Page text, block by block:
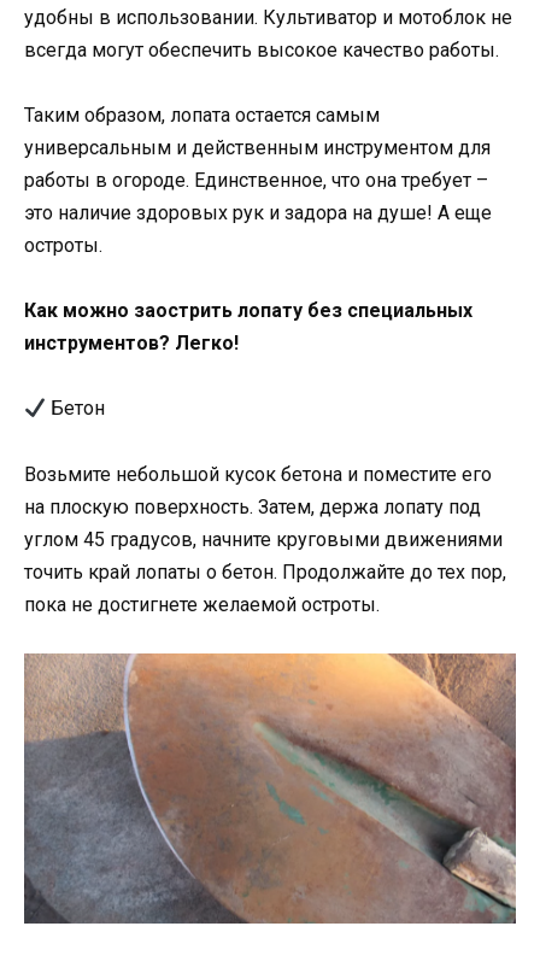
удобны в использовании. Культиватор и мотоблок не
всегда могут обеспечить высокое качество работы.
Таким образом, лопата остается самым
универсальным и действенным инструментом для
работы в огороде. Единственное, что она требует –
это наличие здоровых рук и задора на душе! А еще
остроты.
Как можно заострить лопату без специальных
инструментов? Легко!
Бетон
Возьмите небольшой кусок бетона и поместите его
на плоскую поверхность. Затем, держа лопату под
углом 45 градусов, начните круговыми движениями
точить край лопаты о бетон. Продолжайте до тех пор,
пока не достигнете желаемой остроты.